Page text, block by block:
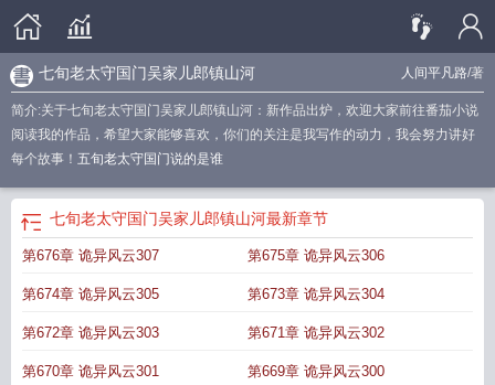
人间平凡路/著
七旬老太守国门吴家儿郎镇山河
简介:关于七旬老太守国门吴家儿郎镇山河：新作品出炉，欢迎大家前往番茄小说
阅读我的作品，希望大家能够喜欢，你们的关注是我写作的动力，我会努力讲好
每个故事！ 五旬老太守国门说的是谁
七旬老太守国门吴家儿郎镇山河最新章节
第676章 诡异风云307 第675章 诡异风云306
第674章 诡异风云305 第673章 诡异风云304
第672章 诡异风云303 第671章 诡异风云302
第670章 诡异风云301 第669章 诡异风云300